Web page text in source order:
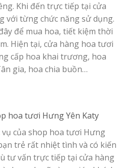
Khi đến trực tiếp tại cửa
với từng chức năng sử dụng.
để mua hoa, tiết kiệm thời
Hiện tại, cửa hàng hoa tươi
cấp hoa khai trương, hoa
gia, hoa chia buồn…
hoa tươi Hưng Yên Katy
của shop hoa tươi Hưng
trẻ rất nhiệt tình và có kiến
tư vấn trực tiếp tại cửa hàng